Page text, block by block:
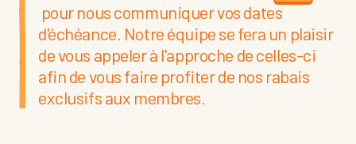
pour nous communiquer vos dates
d'échéance. Notre équipe se fera un plaisir
de vous appeler à l'approche de celles-ci
afin de vous faire profiter de nos rabais
exclusifs aux membres.